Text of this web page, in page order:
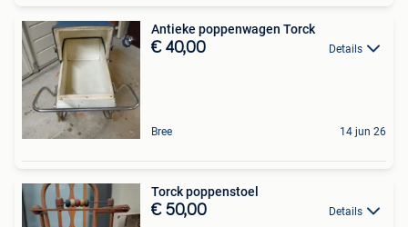
Antieke poppenwagen Torck
€ 40,00 Details
Bree 14 jun 26
Torck poppenstoel
€ 50,00 Details